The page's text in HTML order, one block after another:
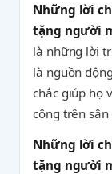
Những lời
tặng người
là những lời
là nguồn
chắc giúp họ
công trên sân
Những lời
tặng người